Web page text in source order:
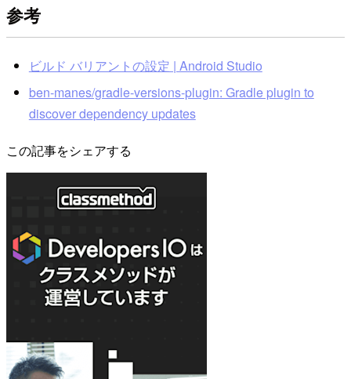
参考
ビルド バリアントの設定 | Android Studio
ben-manes/gradle-versions-plugin: Gradle plugin to
discover dependency updates
この記事をシェアする